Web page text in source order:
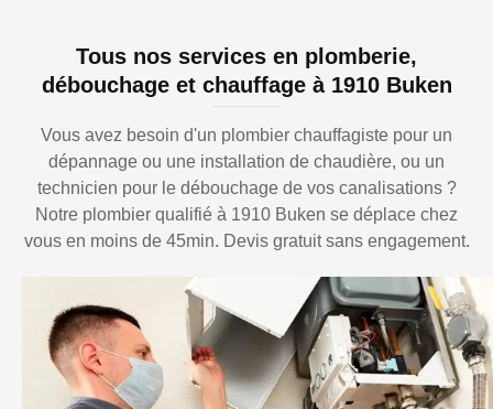
Tous nos services en plomberie,
débouchage et chauffage à 1910 Buken
Vous avez besoin d'un plombier chauffagiste pour un
dépannage ou une installation de chaudière, ou un
technicien pour le débouchage de vos canalisations ?
Notre plombier qualifié à 1910 Buken se déplace chez
vous en moins de 45min. Devis gratuit sans engagement.